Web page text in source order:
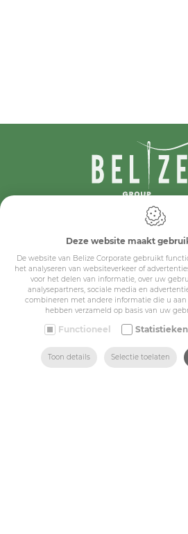
IDcreation 2024
Cookie policy
Privacy policy
Algemene
Belize
BE
Sitemap
Corporate
Deze website maakt
De website van Belize Corporate gebruikt
het analyseren van websiteverkeer of
voor het delen van informatie, over uw
analysepartners, sociale media en
combineren met andere informatie die u aan
hebben verzameld op basis van uw
Functioneel Statistieken
Toon details Selectie toelaten
ZOEKEN HOME MAIL ONS